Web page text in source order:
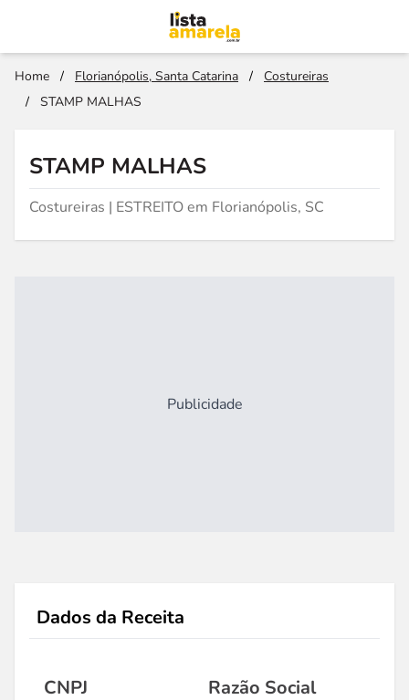
Home / Florianópolis, Santa Catarina /
Costureiras
/
STAMP MALHAS
STAMP MALHAS
Costureiras | ESTREITO em Florianópolis, SC
Publicidade
Dados da Receita
CNPJ Razão Social